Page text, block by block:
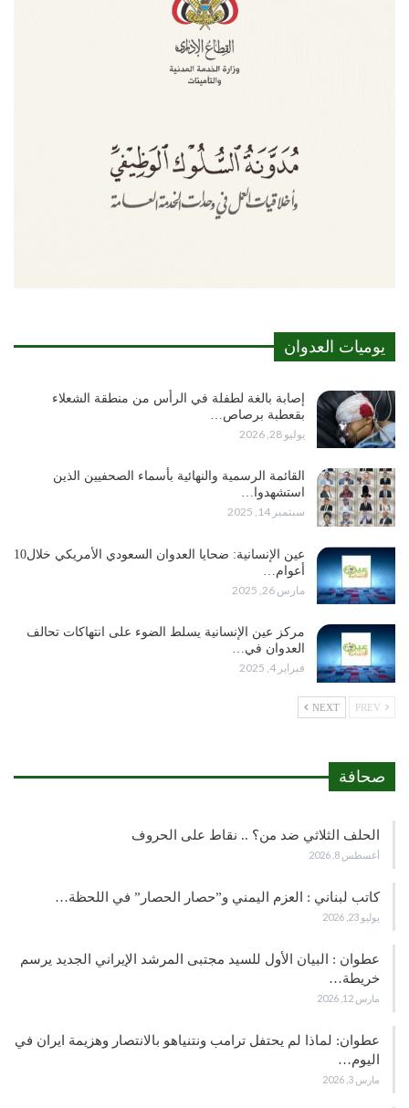
يوميات العدوان
إصابة بالغة لطفلة في الرأس من منطقة الشعلاء
بقعطبة برصاص…
يوليو 28, 2026
القائمة الرسمية والنهائية بأسماء الصحفيين الذين
استشهدوا…
سبتمبر 14, 2025
عين الإنسانية: ضحايا العدوان السعودي الأمريكي خلال10
أعوام…
مارس 26, 2025
مركز عين الإنسانية يسلط الضوء على انتهاكات تحالف
العدوان في…
فبراير 4, 2025
NEXT
صحافة
الحلف الثلاثي ضد من؟ .. نقاط على الحروف
أغسطس 8, 2026
كاتب لبناني : العزم اليمني و”حصار الحصار” في اللحظة…
يوليو 23, 2026
عطوان : البيان الأول للسيد مجتبى المرشد الإيراني الجديد يرسم
خريطة…
مارس 12, 2026
عطوان: لماذا لم يحتفل ترامب ونتنياهو بالانتصار وهزيمة ايران في
اليوم…
مارس 3, 2026